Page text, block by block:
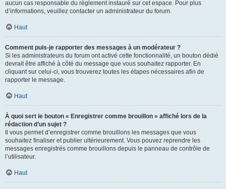
aucun cas responsable du règlement instauré sur cet espace. Pour plus
d’informations, veuillez contacter un administrateur du forum.
Haut
Comment puis-je rapporter des messages à un modérateur ?
Si les administrateurs du forum ont activé cette fonctionnalité, un bouton dédié
devrait être affiché à côté du message que vous souhaitez rapporter. En
cliquant sur celui-ci, vous trouverez toutes les étapes nécessaires afin de
rapporter le message.
Haut
À quoi sert le bouton « Enregistrer comme brouillon » affiché lors de la
rédaction d’un sujet ?
Il vous permet d’enregistrer comme brouillons les messages que vous
souhaitez finaliser et publier ultérieurement. Vous pouvez reprendre les
messages enregistrés comme brouillons depuis le panneau de contrôle de
l’utilisateur.
Haut